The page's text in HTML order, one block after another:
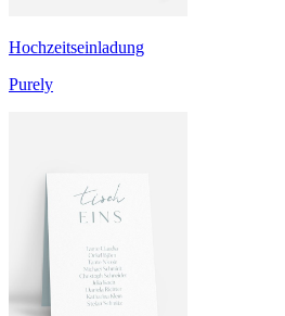
Hochzeitseinladung
Purely